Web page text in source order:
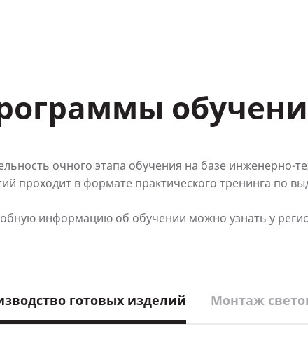
очного этапа обучения на базе инженерно-
проходит в формате практического тренинга по
информацию об обучении можно узнать у
готовых изделий Монтаж